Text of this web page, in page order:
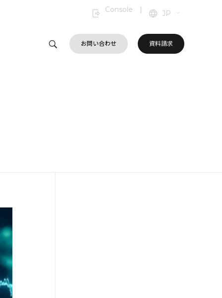
Console | JP
お問い合わせ 資料請求